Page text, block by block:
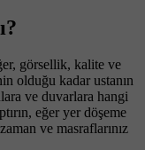
görsellik, kalite ve
olduğu kadar ustanın
ve duvarlara hangi
eğer yer döşeme
ve masraflarınız